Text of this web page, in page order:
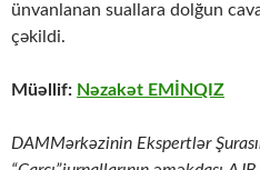
ünvanlanan suallara dolğun
çəkildi.
Müəllif: Nəzakət EMİNQIZ
DAMMərkəzinin Ekspertlər